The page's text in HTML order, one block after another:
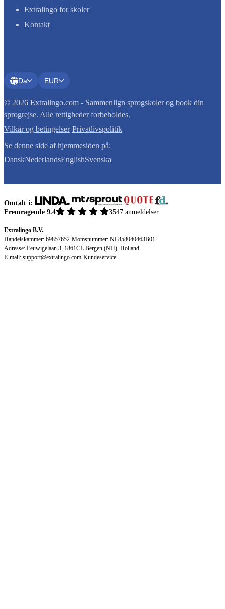
Extralingo for skoler
Kontakt
Da EUR
© 2026 Extralingo.com - Sammenlign sprogskoler og book din
sprogrejse. Alle rettigheder forbeholdes.
Vilkår og betingelser·Privatlivspolitik
Se denne side af hjemmesiden på:
DanskNederlandsEnglishSvenska
Omtalt i:
Fremragende 9.4
3547 anmeldelser
Extralingo B.V.
Handelskammer: 69857652·Momsnummer: NL858040463B01
Adresse: Eeuwigelaan 3, 1861CL Bergen (NH), Holland
E-mail: support@extralingo.com·Kundeservice